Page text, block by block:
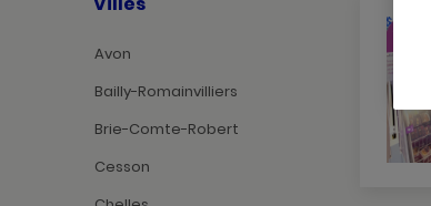
Avon
Bailly-Romainvilliers
Brie-Comte-Robert
Cesson